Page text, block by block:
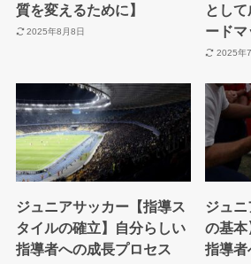
質を変えるために】
2025年8月8日
とし
ードマ
2025年
ジュニアサッカー【指導ス
タイルの確立】自分らしい
指導者への成長プロセス
ジュ
の基本
指導者